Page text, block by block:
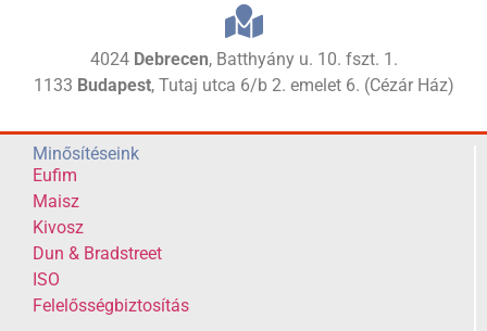
4024 Debrecen, Batthyány u. 10. fszt. 1.
1133 Budapest, Tutaj utca 6/b 2. emelet 6. (Cézár Ház)
Minősítéseink
Eufim
Maisz
Kivosz
Dun & Bradstreet
ISO
Felelősségbiztosítás